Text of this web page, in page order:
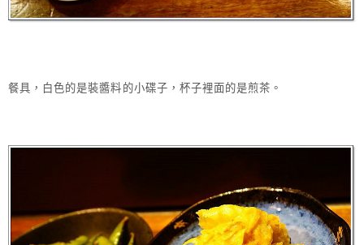
餐具，白色的是裝醬料的小碟子，杯子裡面的是煎茶。